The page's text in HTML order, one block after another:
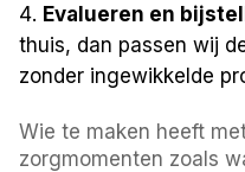
Evalueren en
thuis, dan passen wij
zonder ingewikkelde
Wie te maken heeft
zorgmomenten zoals